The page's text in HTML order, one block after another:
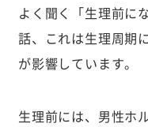
よく聞く「生理前に
話、これは生理周期
が影響しています。
生理前には、男性ホ